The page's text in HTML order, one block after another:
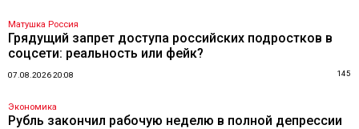
Матушка Россия
Грядущий запрет доступа российских подростков в
соцсети: реальность или фейк?
07.08.2026 20:08 145
Экономика
Рубль закончил рабочую неделю в полной депрессии